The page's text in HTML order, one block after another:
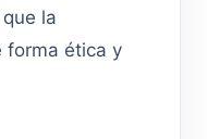
la
forma ética y